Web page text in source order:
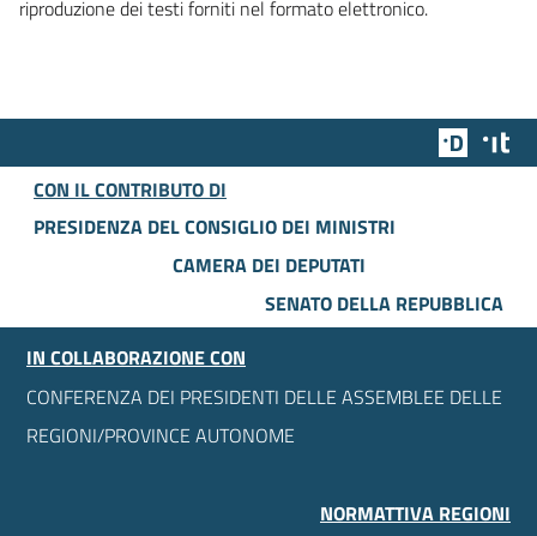
riproduzione dei testi forniti nel formato elettronico.
Team
CON IL CONTRIBUTO DI
PRESIDENZA DEL CONSIGLIO DEI MINISTRI
CAMERA DEI DEPUTATI
SENATO DELLA REPUBBLICA
IN COLLABORAZIONE CON
CONFERENZA DEI PRESIDENTI DELLE ASSEMBLEE DELLE
REGIONI/PROVINCE AUTONOME
NORMATTIVA REGIONI